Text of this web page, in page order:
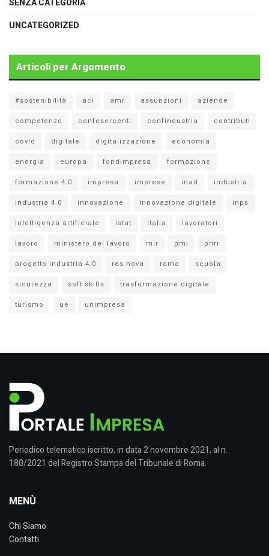
SENZA CATEGORIA
UNCATEGORIZED
Articoli per Argomento
#sostenibilità aci amr assunzioni
aziende
competenze
confesercenti confindustria
contributi
covid
digitale digitalizzazione
economia
energia
europa fondimpresa
formazione
formazione 4.0
impresa imprese inail
industria
industria 4.0
innovazione innovazione digitale
inps
intelligenza artificiale
istat italia
lavoratori
lavoro
ministero del lavoro mir pmi
pnrr
progetto industria 4.0
res nova roma
scuola
sicurezza
soft skills
trasformazione digitale
turismo
ue unimpresa
Periodico telematico iscritto, in data 2 novembre 2021, al n.
180/2021 del Registro Stampa del Tribunale di Roma.
MENÙ
Chi Siamo
Contatti